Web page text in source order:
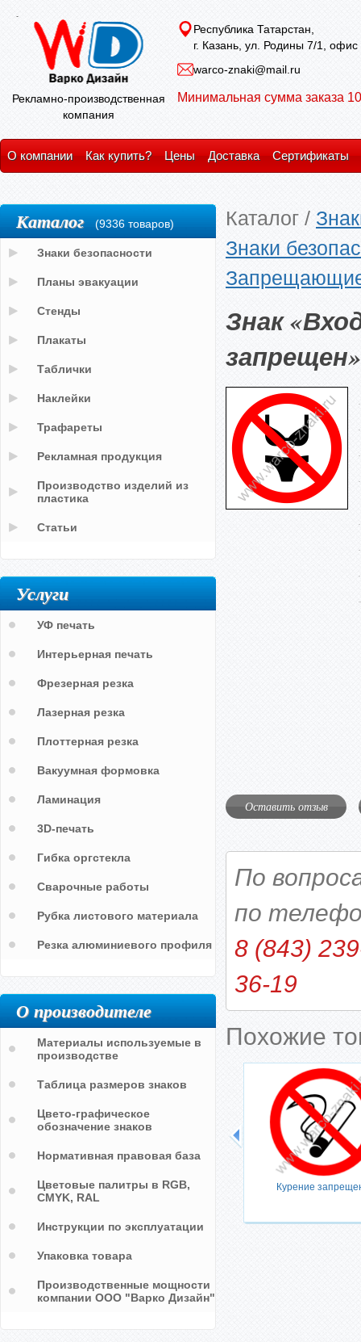
Рекламно-производственная
компания
Республика Татарстан,
г. Казань, ул. Родины 7/1, офис
warco-znaki@mail.ru
Минимальная сумма заказа
О компании Как купить? Цены Доставка Сертификаты
Каталог /
Знаки
Знак
запрещен»
Оставить отзыв
По
по
8 (843)
36-19
Похожие
Курение
Каталог (9336 товаров)
Знаки безопасности
Планы эвакуации
Стенды
Плакаты
Таблички
Наклейки
Трафареты
Рекламная продукция
Производство изделий из
пластика
Статьи
Услуги
УФ печать
Интерьерная печать
Фрезерная резка
Лазерная резка
Плоттерная резка
Вакуумная формовка
Ламинация
3D-печать
Гибка оргстекла
Сварочные работы
Рубка листового материала
Резка алюминиевого профиля
О производителе
Материалы используемые в
производстве
Таблица размеров знаков
Цвето-графическое
обозначение знаков
Нормативная правовая база
Цветовые палитры в RGB,
CMYK, RAL
Инструкции по эксплуатации
Упаковка товара
Производственные мощности
компании ООО "Варко Дизайн"